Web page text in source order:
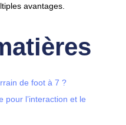
avantages.
de foot à 7 ?
pour l’interaction et le